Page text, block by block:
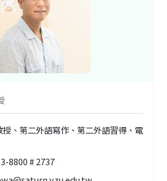
授、第二外語寫作、第二外語習得、電
8800 # 2737